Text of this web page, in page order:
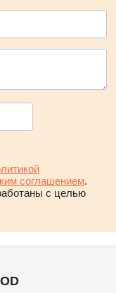
соглашением.
с целью